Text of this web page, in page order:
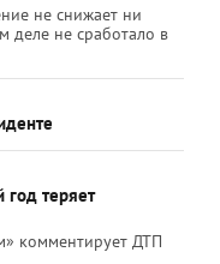
не снижает ни
деле не сработало в
теряет
комментирует ДТП